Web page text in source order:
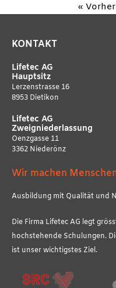
«
KONTAKT
Lifetec AG
Hauptsitz
Lerzenstrasse 16
8953 Dietikon
Lifetec AG
Zweigniederlassung
Oenzgasse 11
3362 Niederönz
Wir machen
Ausbildung mit Qualität und
Die Firma Lifetec AG legt
hochstehende Schulungen.
ist unser wichtigstes Ziel.